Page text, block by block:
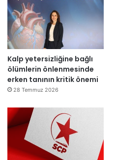
i
d
n
a
ç
ı
l
d
Kalp yetersizliğine bağlı
ölümlerin önlenmesinde
erken tanının kritik önemi
28 Temmuz 2026